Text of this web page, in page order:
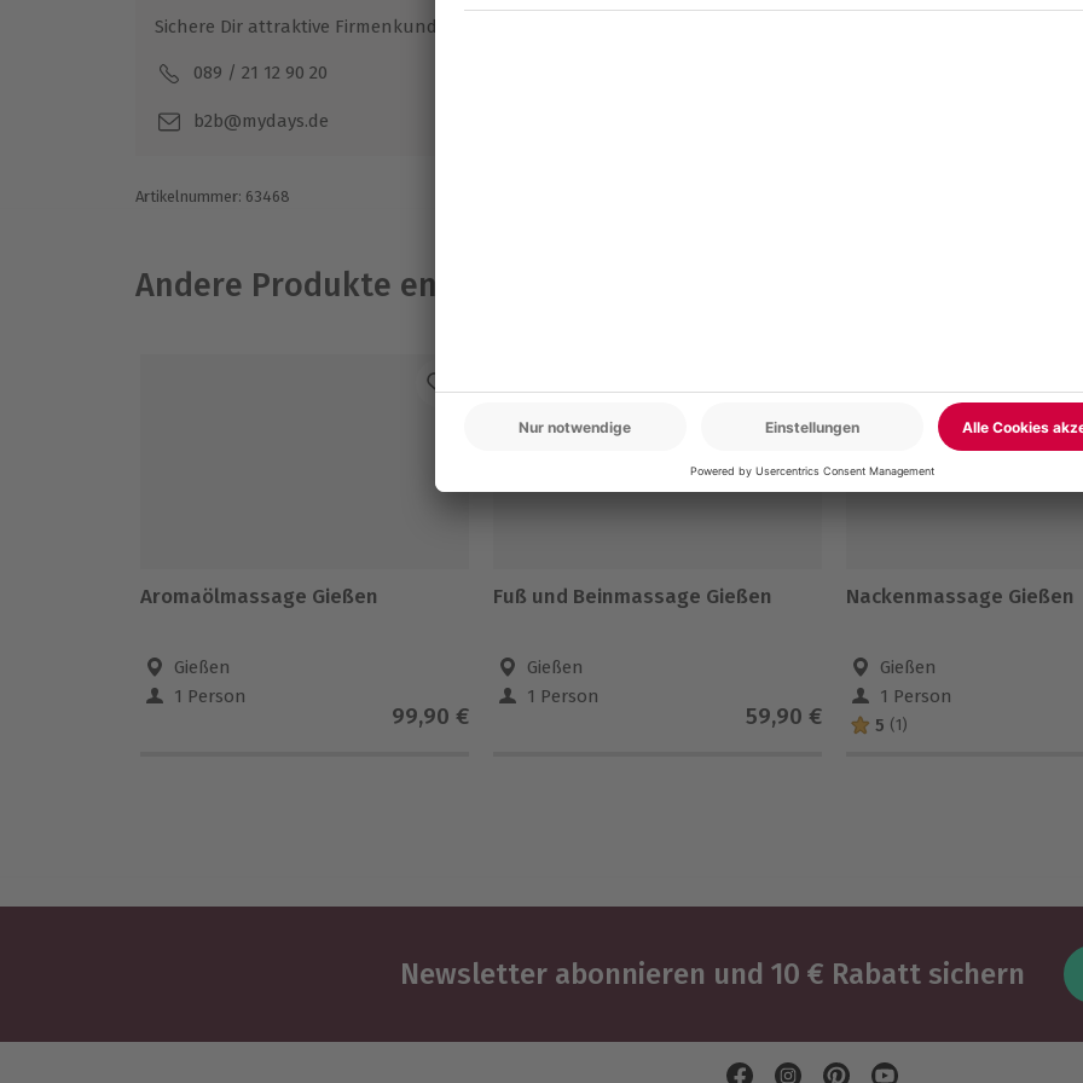
Sichere Dir attraktive Firmenkunden Vorteile.
089 / 21 12 90 20
b2b@mydays.de
Artikelnummer: 63468
Andere Produkte entdecken
Aromaölmassage Gießen
Gießen
1 Person
99,90 €
Fuß und Beinmassage Gießen
Gießen
1 Person
59,90 €
Nackenmassage Gießen
Gießen
1 Person
5 (1)
Newsletter abonnieren und 10 € Rabatt sichern